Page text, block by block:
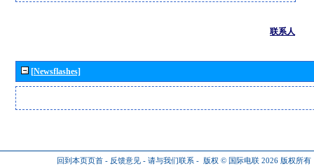
联系人
[Newsflashes]
回到本页页首 - 反馈意见 - 请与我们联系 - 版权 © 国际电联 2026 版权所有